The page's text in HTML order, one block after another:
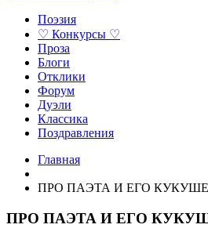
Поэзия
♡ Конкурсы ♡
Проза
Блоги
Отклики
Форум
Дуэли
Классика
Поздравления
Главная
ПРО ПАЭТА И ЕГО
ПРО ПАЭТА И ЕГО